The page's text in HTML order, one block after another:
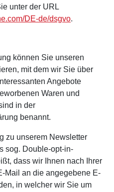
unter der URL
DE-de/dsgvo.
können Sie unseren
mit dem wir Sie über
Angebote
Waren und
in der
benannt.
zu unserem Newsletter
sog. Double-opt-in-
dass wir Ihnen nach Ihrer
Mail an die angegebene E-
in welcher wir Sie um